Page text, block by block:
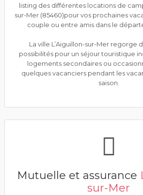
listing des différentes locations de
sur-Mer (85460)pour vos prochaines
couple ou entre amis dans le
La ville L’Aiguillon-sur-Mer regorge
possibilités pour un séjour touristique
logements secondaires ou
quelques vacanciers pendant les
saison.
Mutuelle et assurance
sur-Mer